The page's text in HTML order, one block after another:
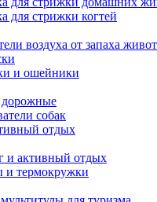
для стрижки когтей
воздуха от запаха
и ошейники
собак
отдых
и активный отдых
и термокружки